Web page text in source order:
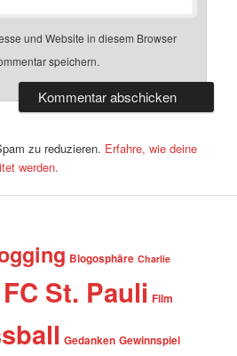
und Website in diesem Browser
speichern.
zu reduzieren. Erfahre, wie deine
werden.
Blogosphäre Charlie
FC St. Pauli Film
Gedanken Gewinnspiel